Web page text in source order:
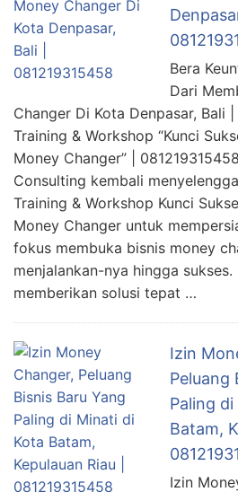
Bera
Dari
Changer Di Kota Denpasar, Bali
Training & Workshop “Kunci
Money Changer” |
Consulting kembali
Training & Workshop Kunci
Money Changer untuk
fokus membuka bisnis money
menjalankan-nya hingga
memberikan solusi tepat …
Izin
Peluang
Paling
Batam,
Izin